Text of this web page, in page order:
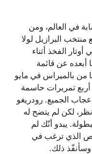
في العالم، ومن
البرازيل لولا
الفخذ أثناء
عن قائمة
من بالميراس في مايو
أربع تمريرات حاسمة
الجميع. رودريغو
لكن لم يتضح له
يبدو أنّك لم
الذي ترغب في
وسأنفّذ ذلك.